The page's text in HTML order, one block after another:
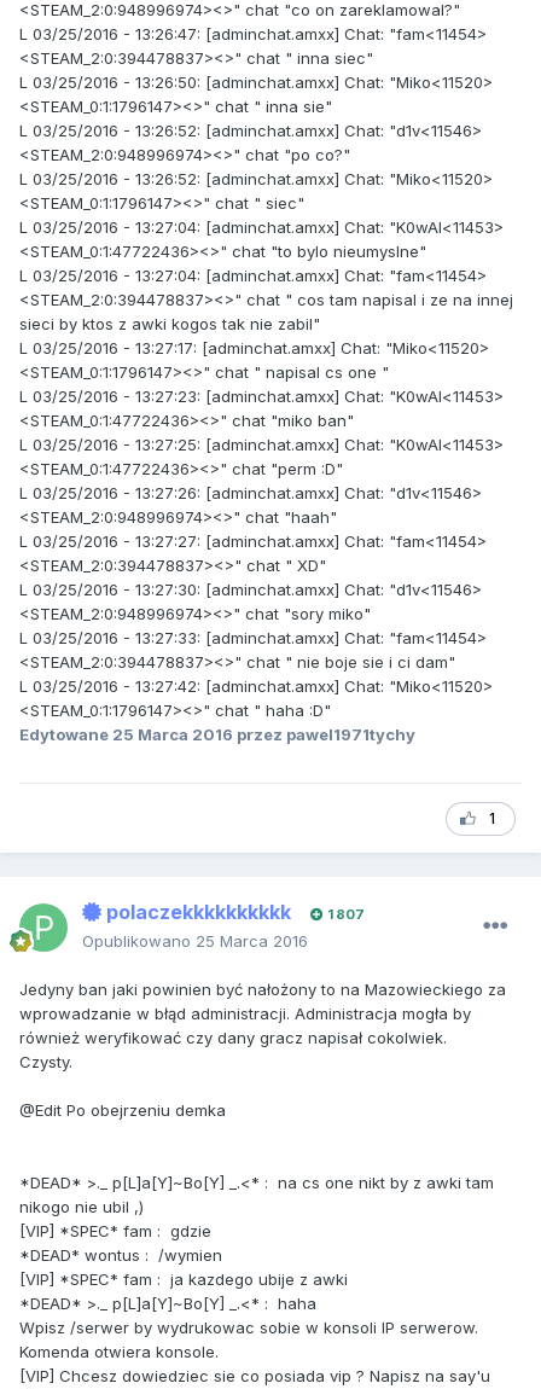
<STEAM_2:0:948996974><>" chat "co on zareklamowal?"
L 03/25/2016 - 13:26:47: [adminchat.amxx] Chat: "fam<11454>
<STEAM_2:0:394478837><>" chat " inna siec"
L 03/25/2016 - 13:26:50: [adminchat.amxx] Chat: "Miko<11520>
<STEAM_0:1:1796147><>" chat " inna sie"
L 03/25/2016 - 13:26:52: [adminchat.amxx] Chat: "d1v<11546>
<STEAM_2:0:948996974><>" chat "po co?"
L 03/25/2016 - 13:26:52: [adminchat.amxx] Chat: "Miko<11520>
<STEAM_0:1:1796147><>" chat " siec"
L 03/25/2016 - 13:27:04: [adminchat.amxx] Chat: "K0wAl<11453>
<STEAM_0:1:47722436><>" chat "to bylo nieumyslne"
L 03/25/2016 - 13:27:04: [adminchat.amxx] Chat: "fam<11454>
<STEAM_2:0:394478837><>" chat " cos tam napisal i ze na innej
sieci by ktos z awki kogos tak nie zabil"
L 03/25/2016 - 13:27:17: [adminchat.amxx] Chat: "Miko<11520>
<STEAM_0:1:1796147><>" chat " napisal cs one "
L 03/25/2016 - 13:27:23: [adminchat.amxx] Chat: "K0wAl<11453>
<STEAM_0:1:47722436><>" chat "miko ban"
L 03/25/2016 - 13:27:25: [adminchat.amxx] Chat: "K0wAl<11453>
<STEAM_0:1:47722436><>" chat "perm :D"
L 03/25/2016 - 13:27:26: [adminchat.amxx] Chat: "d1v<11546>
<STEAM_2:0:948996974><>" chat "haah"
L 03/25/2016 - 13:27:27: [adminchat.amxx] Chat: "fam<11454>
<STEAM_2:0:394478837><>" chat " XD"
L 03/25/2016 - 13:27:30: [adminchat.amxx] Chat: "d1v<11546>
<STEAM_2:0:948996974><>" chat "sory miko"
L 03/25/2016 - 13:27:33: [adminchat.amxx] Chat: "fam<11454>
<STEAM_2:0:394478837><>" chat " nie boje sie i ci dam"
L 03/25/2016 - 13:27:42: [adminchat.amxx] Chat: "Miko<11520>
<STEAM_0:1:1796147><>" chat " haha :D"
Edytowane 25 Marca 2016 przez pawel1971tychy
1
polaczekkkkkkkkkk 1 807
Opublikowano 25 Marca 2016
Jedyny ban jaki powinien być nałożony to na Mazowieckiego za
wprowadzanie w błąd administracji. Administracja mogła by
również weryfikować czy dany gracz napisał cokolwiek.
Czysty.
@Edit Po obejrzeniu demka
*DEAD* >._ p[L]a[Y]~Bo[Y] _.<* : na cs one nikt by z awki tam
nikogo nie ubil ,)
[VIP] *SPEC* fam : gdzie
*DEAD* wontus : /wymien
[VIP] *SPEC* fam : ja kazdego ubije z awki
*DEAD* >._ p[L]a[Y]~Bo[Y] _.<* : haha
Wpisz /serwer by wydrukowac sobie w konsoli IP serwerow.
Komenda otwiera konsole.
[VIP] Chcesz dowiedziec sie co posiada vip ? Napisz na say'u